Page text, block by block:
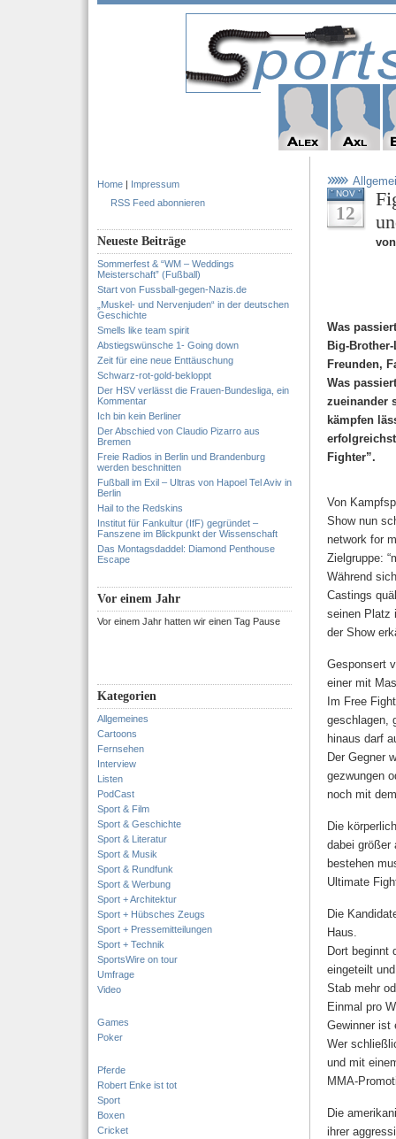
Home | Impressum
RSS Feed abonnieren
Neueste Beiträge
Sommerfest & “WM – Weddings
Meisterschaft” (Fußball)
Start von Fussball-gegen-Nazis.de
„Muskel- und Nervenjuden“ in der deutschen
Geschichte
Smells like team spirit
Abstiegswünsche 1- Going down
Zeit für eine neue Enttäuschung
Schwarz-rot-gold-bekloppt
Der HSV verlässt die Frauen-Bundesliga, ein
Kommentar
Ich bin kein Berliner
Der Abschied von Claudio Pizarro aus
Bremen
Freie Radios in Berlin und Brandenburg
werden beschnitten
Fußball im Exil – Ultras von Hapoel Tel Aviv in
Berlin
Hail to the Redskins
Institut für Fankultur (IfF) gegründet –
Fanszene im Blickpunkt der Wissenschaft
Das Montagsdaddel: Diamond Penthouse
Escape
Vor einem Jahr
Vor einem Jahr hatten wir einen Tag Pause
Kategorien
Allgemeines
Cartoons
Fernsehen
Interview
Listen
PodCast
Sport & Film
Sport & Geschichte
Sport & Literatur
Sport & Musik
Sport & Rundfunk
Sport & Werbung
Sport + Architektur
Sport + Hübsches Zeugs
Sport + Pressemitteilungen
Sport + Technik
SportsWire on tour
Umfrage
Video
Games
Poker
Pferde
Robert Enke ist tot
Sport
Boxen
Cricket
NOV
12
Was
Big-
Freunden,
Was
zueinander
kämpfen
Fighter”.
Von
Show nun
network for
Zielgruppe:
Während
Castings
seinen Platz
der Show
Gesponsert
einer mit
Im Free
geschlagen,
hinaus darf
Der Gegner
gezwungen
noch mit
Die
dabei größer
bestehen
Ultimate
Die
Haus.
Dort beginnt
eingeteilt
Stab mehr
Einmal pro
Gewinner ist
Wer
und mit
MMA-
Die
ihrer